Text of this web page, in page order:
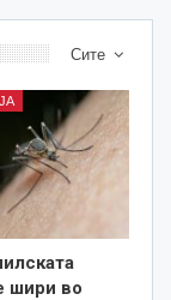
Сите
шири во